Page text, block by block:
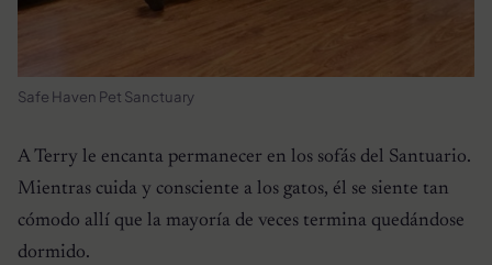
Safe Haven Pet Sanctuary
A Terry le encanta permanecer en los sofás del Santuario.
Mientras cuida y consciente a los gatos, él se siente tan
cómodo allí que la mayoría de veces termina quedándose
dormido.